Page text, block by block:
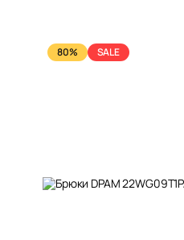
80% SALE